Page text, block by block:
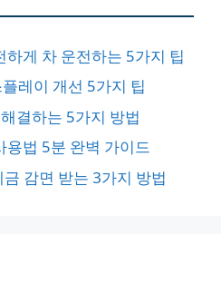
게 차 운전하는 5가지 팁
레이 개선 5가지 팁
결하는 5가지 방법
용법 5분 완벽 가이드
감면 받는 3가지 방법